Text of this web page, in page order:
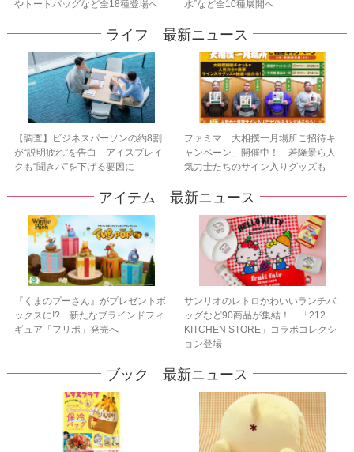
やトートバッグなど全18種登場へ
水”など全10種展開へ
ライフ 最新ニュース
【調査】ビジネスパーソンの約8割
が“説明疲れ”を告白 アイスブレイ
クも“聞きパ”を下げる要因に
ファミマ「大相撲一月場所ご招待キ
ャンペーン」開催中！ 若隆景ら人
気力士たちのサイン入りグッズも
アイテム 最新ニュース
『くまのプーさん』がプレゼントボ
ックスに!? 新たなブラインドフィ
ギュア「フリポ」発売へ
サンリオのレトロかわいいランチバ
ッグなど90商品が集結！ 「212
KITCHEN STORE」コラボコレクシ
ョン登場
ブック 最新ニュース